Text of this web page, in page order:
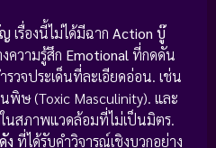
เรื่องนี้ไม่ได้มีฉาก Action บู๊
ความรู้สึก Emotionalที่กดดัน
วจประเด็นที่ละเอียดอ่อน. เช่น
ษ (Toxic Masculinity). และ
นสภาพแวดล้อมที่ไม่เป็นมิตร.
ง ที่ได้รับคำวิจารณ์เชิงบวกอย่าง